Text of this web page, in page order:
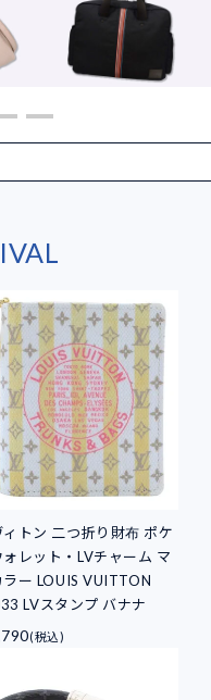
ィトン 二つ折り財布 ポケ
ォレット・LVチャーム マ
ラー LOUIS VUITTON
LVスタンプ バナナ
(税込)